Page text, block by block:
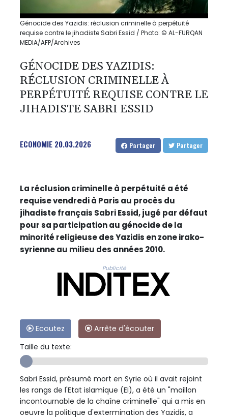
Génocide des Yazidis: réclusion criminelle à perpétuité
requise contre le jihadiste Sabri Essid / Photo: © AL-FURQAN
MEDIA/AFP/Archives
GÉNOCIDE DES YAZIDIS:
RÉCLUSION CRIMINELLE À
PERPÉTUITÉ REQUISE CONTRE LE
JIHADISTE SABRI ESSID
ECONOMIE 20.03.2026 Partager Partager
La réclusion criminelle à perpétuité a été
requise vendredi à Paris au procès du
jihadiste français Sabri Essid, jugé par défaut
pour sa participation au génocide de la
minorité religieuse des Yazidis en zone irako-
syrienne au milieu des années 2010.
Publicité
Ecoutez
Arrête d'écouter
Taille du texte:
Sabri Essid, présumé mort en Syrie où il avait rejoint
les rangs de l'Etat islamique (EI), a été un "maillon
incontournable de la chaîne criminelle" qui a mis en
oeuvre la politique d'extermination des Yazidis, a